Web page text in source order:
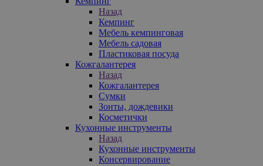
Назад
Кемпинг
Мебель кемпинговая
Мебель садовая
Пластиковая посуда
Кожгалантерея
Назад
Кожгалантерея
Сумки
Зонты, дождевики
Косметички
Кухонные инструменты
Назад
Кухонные инструменты
Консервирование